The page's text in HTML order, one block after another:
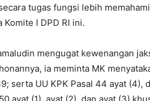
tugas fungsi lebih
I DPD RI ini.
mengugat kewenangan
ia meminta MK
serta UU KPK Pasal 44 ayat (4),